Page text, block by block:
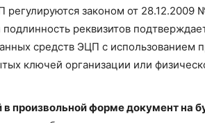
регулируются законом от 28.12.2009
подлинность реквизитов
средств ЭЦП с использованием
ключей организации или
в произвольной форме документ на